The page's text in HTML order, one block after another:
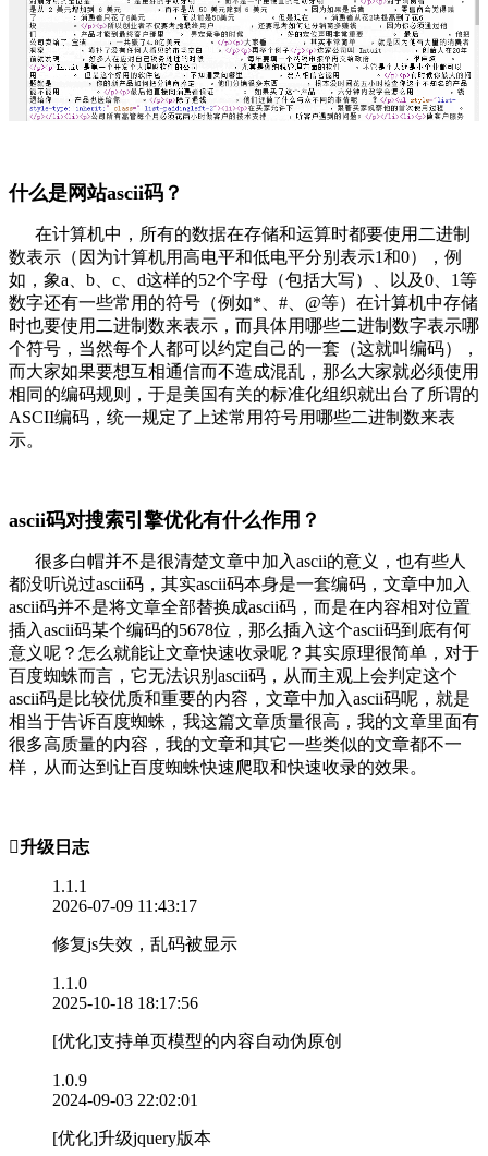
什么是网站ascii码？
在计算机中，所有的数据在存储和运算时都要使用二进制
数表示（因为计算机用高电平和低电平分别表示1和0），例
如，象a、b、c、d这样的52个字母（包括大写）、以及0、1等
数字还有一些常用的符号（例如*、#、@等）在计算机中存储
时也要使用二进制数来表示，而具体用哪些二进制数字表示哪
个符号，当然每个人都可以约定自己的一套（这就叫编码），
而大家如果要想互相通信而不造成混乱，那么大家就必须使用
相同的编码规则，于是美国有关的标准化组织就出台了所谓的
ASCII编码，统一规定了上述常用符号用哪些二进制数来表
示。
ascii码对搜索引擎优化有什么作用？
很多白帽并不是很清楚文章中加入ascii的意义，也有些人
都没听说过ascii码，其实ascii码本身是一套编码，文章中加入
ascii码并不是将文章全部替换成ascii码，而是在内容相对位置
插入ascii码某个编码的5678位，那么插入这个ascii码到底有何
意义呢？怎么就能让文章快速收录呢？其实原理很简单，对于
百度蜘蛛而言，它无法识别ascii码，从而主观上会判定这个
ascii码是比较优质和重要的内容，文章中加入ascii码呢，就是
相当于告诉百度蜘蛛，我这篇文章质量很高，我的文章里面有
很多高质量的内容，我的文章和其它一些类似的文章都不一
样，从而达到让百度蜘蛛快速爬取和快速收录的效果。
升级日志
1.1.1
2026-07-09 11:43:17
修复js失效，乱码被显示
1.1.0
2025-10-18 18:17:56
[优化]支持单页模型的内容自动伪原创
1.0.9
2024-09-03 22:02:01
[优化]升级jquery版本